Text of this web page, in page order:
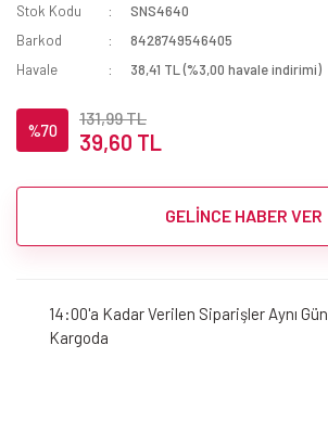
Stok Kodu
SNS4640
Barkod
8428749546405
Havale
38,41 TL (%3,00 havale indirimi)
%70
131,99 TL
39,60 TL
GELİNCE HABER VER
14:00'a Kadar Verilen Siparişler Aynı Gün
Kargoda